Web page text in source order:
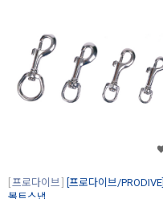
프로다이브
[프로다이브/PRODIVE]